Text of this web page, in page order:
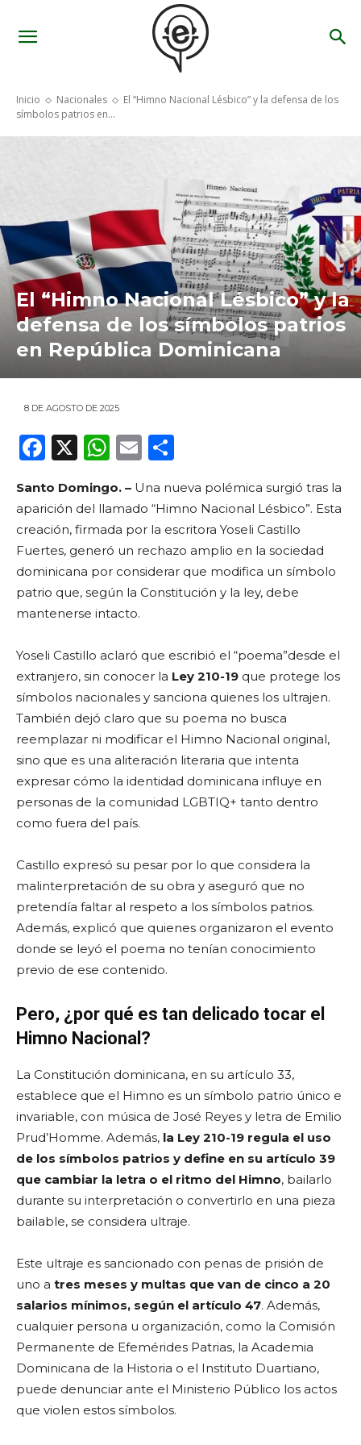
Inicio Nacionales
El “Himno Nacional Lésbico” y la defensa de los
símbolos patrios en...
El “Himno Nacional Lésbico” y la
defensa de los símbolos patrios
en República Dominicana
8 DE AGOSTO DE 2025
F
c
e
b
o
o
k
X
W
a
ts
A
p
p
E
ai
l
m
p
ar
ti
r
Santo Domingo. – Una nueva polémica surgió tras la
aparición del llamado “Himno Nacional Lésbico”. Esta
creación, firmada por la escritora Yoseli Castillo
Fuertes, generó un rechazo amplio en la sociedad
dominicana por considerar que modifica un símbolo
patrio que, según la Constitución y la ley, debe
mantenerse intacto.
Yoseli Castillo aclaró que escribió el “poema”desde el
extranjero, sin conocer la Ley 210-19 que protege los
símbolos nacionales y sanciona quienes los ultrajen.
También dejó claro que su poema no busca
reemplazar ni modificar el Himno Nacional original,
sino que es una aliteración literaria que intenta
expresar cómo la identidad dominicana influye en
personas de la comunidad LGBTIQ+ tanto dentro
como fuera del país.
Castillo expresó su pesar por lo que considera la
malinterpretación de su obra y aseguró que no
pretendía faltar al respeto a los símbolos patrios.
Además, explicó que quienes organizaron el evento
donde se leyó el poema no tenían conocimiento
previo de ese contenido.
Pero, ¿por qué es tan delicado tocar el
Himno Nacional?
La Constitución dominicana, en su artículo 33,
establece que el Himno es un símbolo patrio único e
invariable, con música de José Reyes y letra de Emilio
Prud’Homme. Además, la Ley 210-19 regula el uso
de los símbolos patrios y define en su artículo 39
que cambiar la letra o el ritmo del Himno, bailarlo
durante su interpretación o convertirlo en una pieza
bailable, se considera ultraje.
Este ultraje es sancionado con penas de prisión de
uno a tres meses y multas que van de cinco a 20
salarios mínimos, según el artículo 47. Además,
cualquier persona u organización, como la Comisión
Permanente de Efemérides Patrias, la Academia
Dominicana de la Historia o el Instituto Duartiano,
puede denunciar ante el Ministerio Público los actos
que violen estos símbolos.